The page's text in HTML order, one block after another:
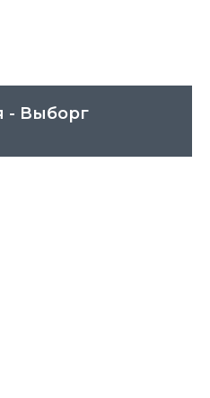
- Выборг